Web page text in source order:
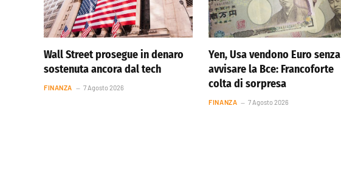
Wall Street prosegue in denaro
sostenuta ancora dal tech
FINANZA 7 Agosto 2026
Yen, Usa vendono Euro senza
avvisare la Bce: Francoforte
colta di sorpresa
FINANZA 7 Agosto 2026